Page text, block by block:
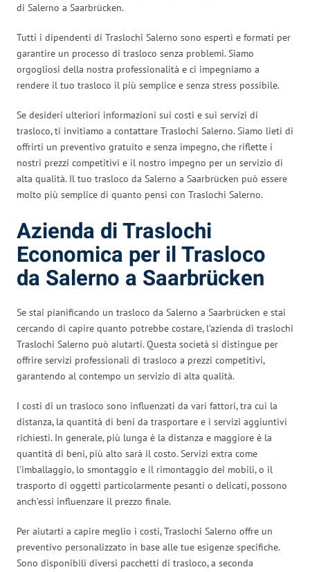
di Salerno a Saarbrücken.
Tutti i dipendenti di Traslochi Salerno sono esperti e formati per
garantire un processo di trasloco senza problemi. Siamo
orgogliosi della nostra professionalità e ci impegniamo a
rendere il tuo trasloco il più semplice e senza stress possibile.
Se desideri ulteriori informazioni sui costi e sui servizi di
trasloco, ti invitiamo a contattare Traslochi Salerno. Siamo lieti di
offrirti un preventivo gratuito e senza impegno, che riflette i
nostri prezzi competitivi e il nostro impegno per un servizio di
alta qualità. Il tuo trasloco da Salerno a Saarbrücken può essere
molto più semplice di quanto pensi con Traslochi Salerno.
Azienda di Traslochi
Economica per il Trasloco
da Salerno a Saarbrücken
Se stai pianificando un trasloco da Salerno a Saarbrücken e stai
cercando di capire quanto potrebbe costare, l’azienda di traslochi
Traslochi Salerno può aiutarti. Questa società si distingue per
offrire servizi professionali di trasloco a prezzi competitivi,
garantendo al contempo un servizio di alta qualità.
I costi di un trasloco sono influenzati da vari fattori, tra cui la
distanza, la quantità di beni da trasportare e i servizi aggiuntivi
richiesti. In generale, più lunga è la distanza e maggiore è la
quantità di beni, più alto sarà il costo. Servizi extra come
l’imballaggio, lo smontaggio e il rimontaggio dei mobili, o il
trasporto di oggetti particolarmente pesanti o delicati, possono
anch’essi influenzare il prezzo finale.
Per aiutarti a capire meglio i costi, Traslochi Salerno offre un
preventivo personalizzato in base alle tue esigenze specifiche.
Sono disponibili diversi pacchetti di trasloco, a seconda